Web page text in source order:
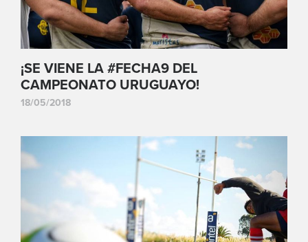
¡SE VIENE LA #FECHA9 DEL
CAMPEONATO URUGUAYO!
18/05/2018